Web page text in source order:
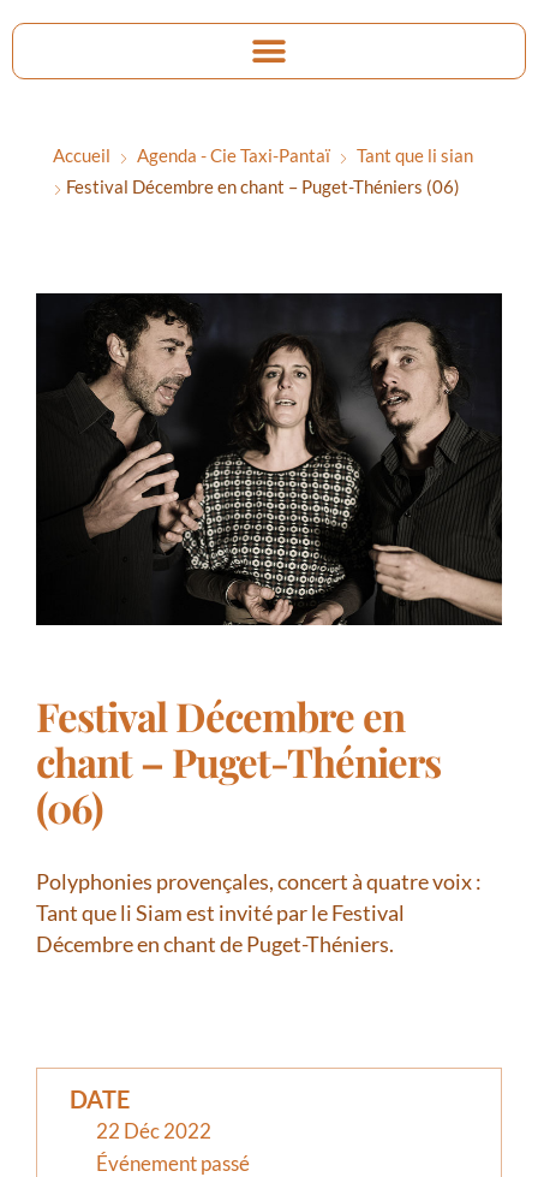
Accueil Agenda - Cie Taxi-Pantaï
Tant que li sian
Festival Décembre en chant – Puget-Théniers (06)
Festival Décembre en
chant – Puget-Théniers
(06)
Polyphonies provençales, concert à quatre voix :
Tant que li Siam est invité par le Festival
Décembre en chant de Puget-Théniers.
DATE
22 Déc 2022
Événement passé